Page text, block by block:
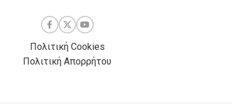
Πολιτική Cookies
Πολιτική Απορρήτου